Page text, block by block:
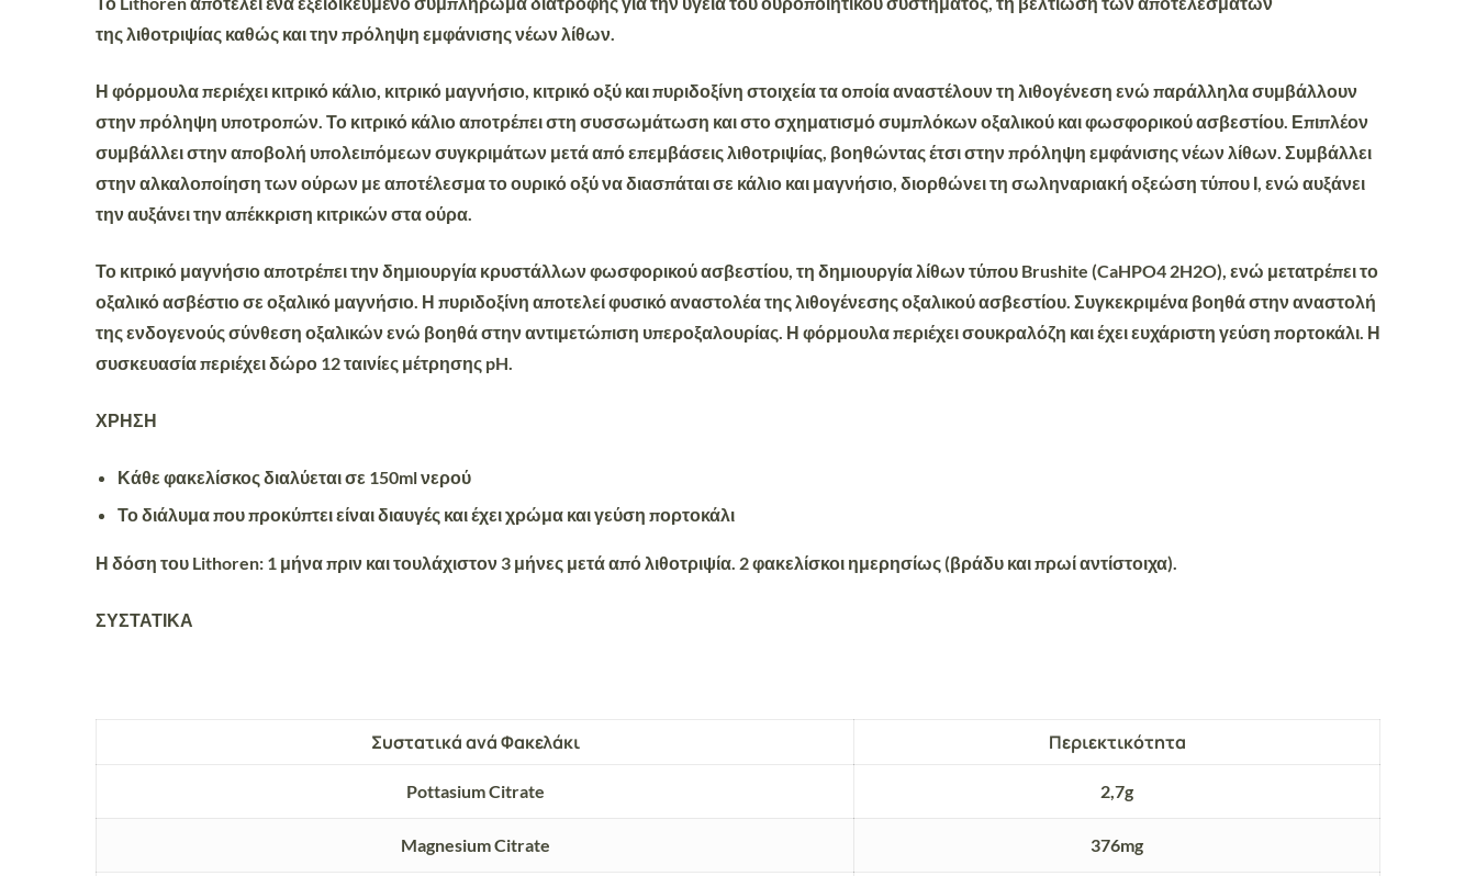
τηςλιθοτριψίας καθώς και την πρόληψη εμφάνισης νέων λίθων.
Η φόρμουλα περιέχει κιτρικό κάλιο, κιτρικό μαγνήσιο, κιτρικό οξύ και πυριδοξίνη στοιχεία τα οποία αναστέλουν τη λιθογένεση ενώ παράλληλα συμβάλλουν
στην πρόληψη υποτροπών. Το κιτρικό κάλιο αποτρέπει στη συσσωμάτωση και στο σχηματισμό συμπλόκων οξαλικού και φωσφορικού ασβεστίου. Επιπλέον
συμβάλλει στην αποβολή υπολειπόμεων συγκριμάτων μετά από επεμβάσεις λιθοτριψίας, βοηθώντας έτσι στην πρόληψη εμφάνισης νέων λίθων. Συμβάλλει
στην αλκαλοποίηση των ούρων με αποτέλεσμα το ουρικό οξύ να διασπάται σε κάλιο και μαγνήσιο, διορθώνει τη σωληναριακή οξεώση τύπου Ι, ενώ αυξάνει
την αυξάνει την απέκκριση κιτρικών στα ούρα.
Το κιτρικό μαγνήσιο αποτρέπει την δημιουργία κρυστάλλων φωσφορικού ασβεστίου, τη δημιουργία λίθων τύπου Brushite (CaHPO4 2H2O), ενώ μετατρέπει το
οξαλικό ασβέστιο σε οξαλικό μαγνήσιο. Η πυριδοξίνη αποτελεί φυσικό αναστολέα της λιθογένεσης οξαλικού ασβεστίου. Συγκεκριμένα βοηθά στην αναστολή
της ενδογενούς σύνθεση οξαλικών ενώ βοηθά στην αντιμετώπιση υπεροξαλουρίας. Η φόρμουλα περιέχει σουκραλόζη και έχει ευχάριστη γεύση πορτοκάλι. Η
συσκευασία περιέχει δώρο 12 ταινίες μέτρησης pH.
ΧΡΗΣΗ
Κάθε φακελίσκος διαλύεται σε 150ml νερού
Το διάλυμα που προκύπτει είναι διαυγές και έχει χρώμα και γεύση πορτοκάλι
Η δόση του Lithoren: 1 μήνα πριν και τουλάχιστον 3 μήνες μετά από λιθοτριψία. 2 φακελίσκοι ημερησίως (βράδυ και πρωί αντίστοιχα).
ΣΥΣΤΑΤΙΚΑ
Συστατικά ανά Φακελάκι Περιεκτικότητα
Pottasium Citrate 2,7g
Magnesium Citrate 376mg